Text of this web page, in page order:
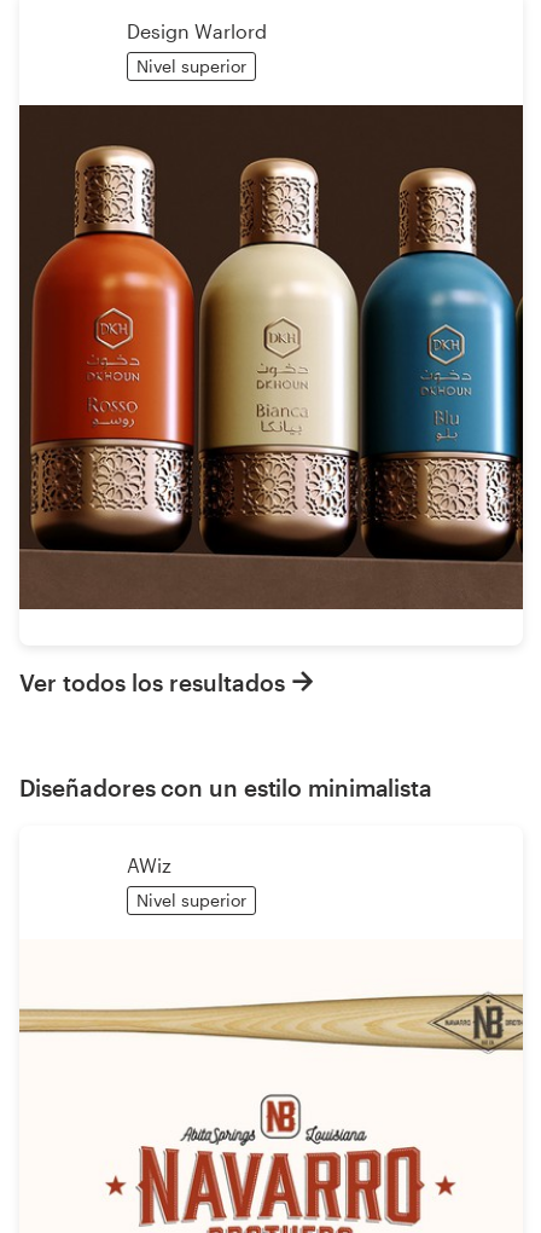
Design Warlord
Nivel superior
Ver todos los resultados
Diseñadores con un estilo minimalista
AWiz
Nivel superior